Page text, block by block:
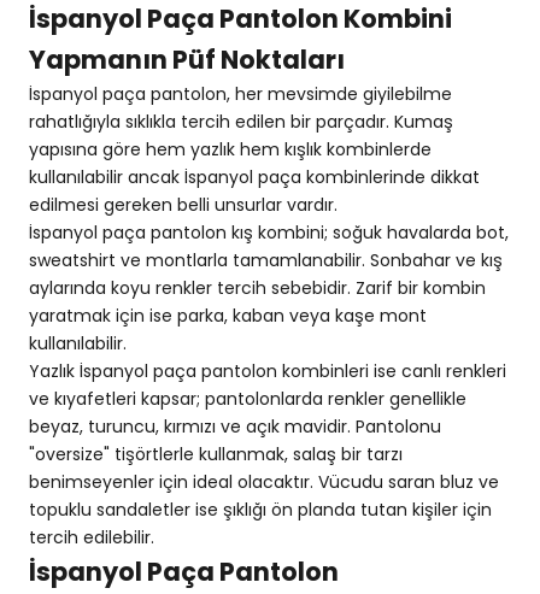
İspanyol Paça Pantolon Kombini
Yapmanın Püf Noktaları
İspanyol paça pantolon, her mevsimde giyilebilme
rahatlığıyla sıklıkla tercih edilen bir parçadır. Kumaş
yapısına göre hem yazlık hem kışlık kombinlerde
kullanılabilir ancak İspanyol paça kombinlerinde dikkat
edilmesi gereken belli unsurlar vardır.
İspanyol paça pantolon kış kombini; soğuk havalarda bot,
sweatshirt ve montlarla tamamlanabilir. Sonbahar ve kış
aylarında koyu renkler tercih sebebidir. Zarif bir kombin
yaratmak için ise parka, kaban veya kaşe mont
kullanılabilir.
Yazlık İspanyol paça pantolon kombinleri ise canlı renkleri
ve kıyafetleri kapsar; pantolonlarda renkler genellikle
beyaz, turuncu, kırmızı ve açık mavidir. Pantolonu
"oversize" tişörtlerle kullanmak, salaş bir tarzı
benimseyenler için ideal olacaktır. Vücudu saran bluz ve
topuklu sandaletler ise şıklığı ön planda tutan kişiler için
tercih edilebilir.
İspanyol Paça Pantolon